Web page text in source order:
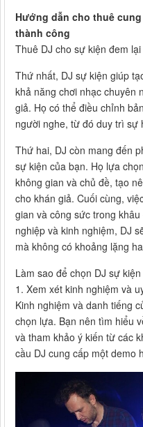
Hướng dẫn cho thuê
thành công
Thuê DJ cho sự kiện đem
Thứ nhất, DJ sự kiện giúp
khả năng chơi nhạc chuyên
giả. Họ có thể điều chỉnh
người nghe, từ đó duy trì sự
Thứ hai, DJ còn mang đến
sự kiện của bạn. Họ lựa
không gian và chủ đề, tạo
cho khán giả. Cuối cùng,
gian và công sức trong
nghiệp và kinh nghiệm, DJ
mà không có khoảng lặng
Làm sao để chọn DJ sự
1. Xem xét kinh nghiệm và
Kinh nghiệm và danh tiếng
chọn lựa. Bạn nên tìm hiểu
và tham khảo ý kiến từ các
cầu DJ cung cấp một demo